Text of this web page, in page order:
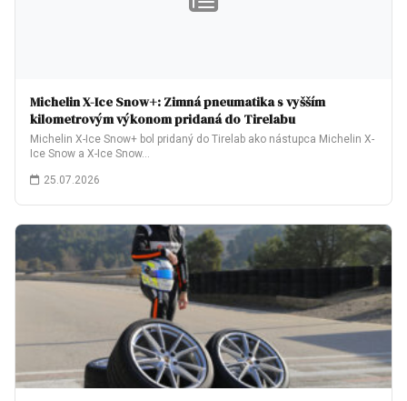
Michelin X-Ice Snow+: Zimná pneumatika s vyšším
kilometrovým výkonom pridaná do Tirelabu
Michelin X-Ice Snow+ bol pridaný do Tirelab ako nástupca Michelin X-
Ice Snow a X-Ice Snow…
25.07.2026